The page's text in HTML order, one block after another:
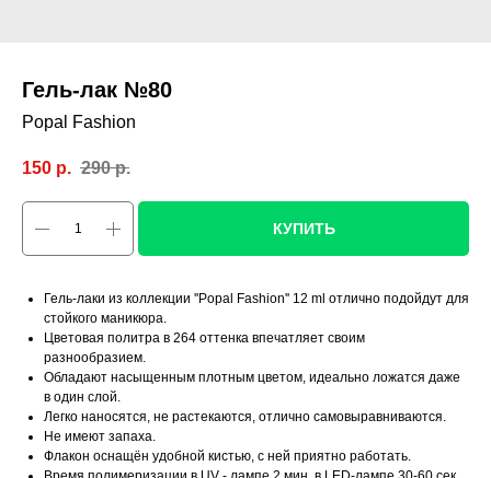
Гель-лак №80
Popal Fashion
150 р. 290 р.
КУПИТЬ
Гель-лаки из коллекции ''Popal Fashion'' 12 ml отлично подойдут для
стойкого маникюра.
Цветовая политра в 264 оттенка впечатляет своим
разнообразием.
Обладают насыщенным плотным цветом, идеально ложатся даже
в один слой.
Легко наносятся, не растекаются, отлично самовыравниваются.
Не имеют запаха.
Флакон оснащён удобной кистью, с ней приятно работать.